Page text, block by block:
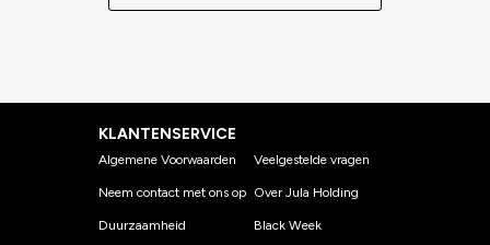
KLANTENSERVICE
Algemene Voorwaarden
Neem contact met ons op
Duurzaamheid
Veelgestelde vragen
Over Jula Holding
Black Week